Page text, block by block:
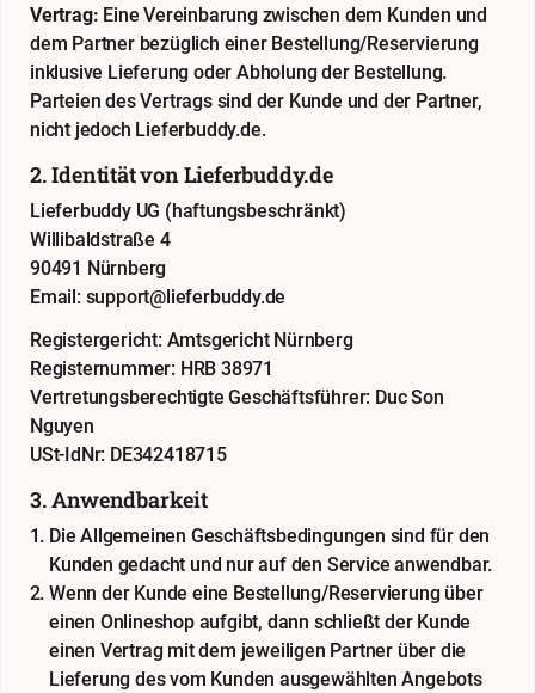
Vertrag: Eine Vereinbarung zwischen dem Kunden und
dem Partner bezüglich einer Bestellung/Reservierung
inklusive Lieferung oder Abholung der Bestellung.
Parteien des Vertrags sind der Kunde und der Partner,
nicht jedoch Lieferbuddy.de.
2. Identität von Lieferbuddy.de
Lieferbuddy UG (haftungsbeschränkt)
Willibaldstraße 4
90491 Nürnberg
Email: support@lieferbuddy.de
Registergericht: Amtsgericht Nürnberg
Registernummer: HRB 38971
Vertretungsberechtigte Geschäftsführer: Duc Son
Nguyen
USt-IdNr: DE342418715
3. Anwendbarkeit
Die Allgemeinen Geschäftsbedingungen sind für den
Kunden gedacht und nur auf den Service anwendbar.
Wenn der Kunde eine Bestellung/Reservierung über
einen Onlineshop aufgibt, dann schließt der Kunde
einen Vertrag mit dem jeweiligen Partner über die
Lieferung des vom Kunden ausgewählten Angebots